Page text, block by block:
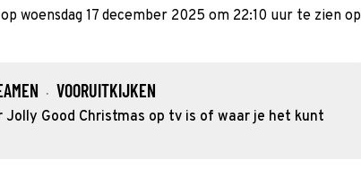
woensdag 17 december 2025 om 22:10 uur te zien op
· VOORUITKIJKEN
Jolly Good Christmas op tv is of waar je het kunt